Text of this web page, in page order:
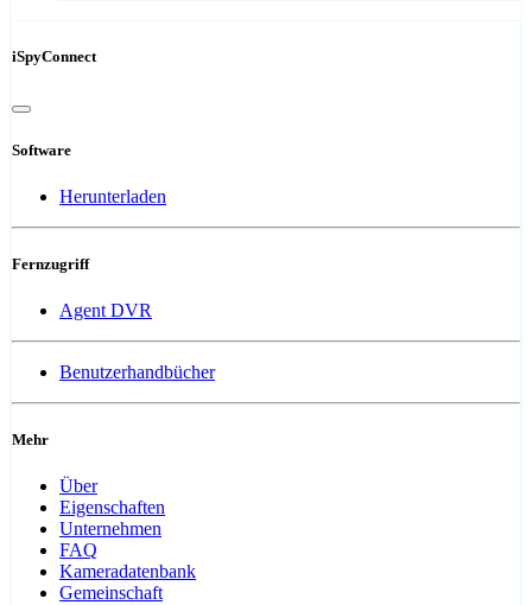
iSpyConnect
Software
Herunterladen
Fernzugriff
Agent DVR
Benutzerhandbücher
Mehr
Über
Eigenschaften
Unternehmen
FAQ
Kameradatenbank
Gemeinschaft